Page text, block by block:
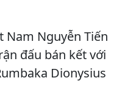
Nam Nguyễn Tiến
đấu bán kết với
Dionysius